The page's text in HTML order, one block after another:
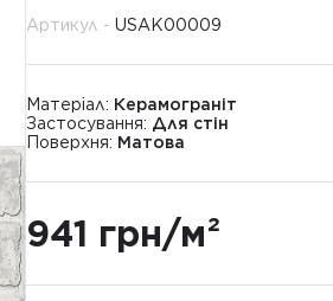
Артикул -USAK00009
Матеріал: Керамограніт
Застосування: Для стін
Поверхня: Матова
941 грн/м²